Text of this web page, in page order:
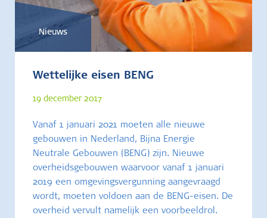
Nieuws
Wettelijke eisen BENG
19 december 2017
Vanaf 1 januari 2021 moeten alle nieuwe
gebouwen in Nederland, Bijna Energie
Neutrale Gebouwen (BENG) zijn. Nieuwe
overheidsgebouwen waarvoor vanaf 1 januari
2019 een omgevingsvergunning aangevraagd
wordt, moeten voldoen aan de BENG-eisen. De
overheid vervult namelijk een voorbeeldrol.